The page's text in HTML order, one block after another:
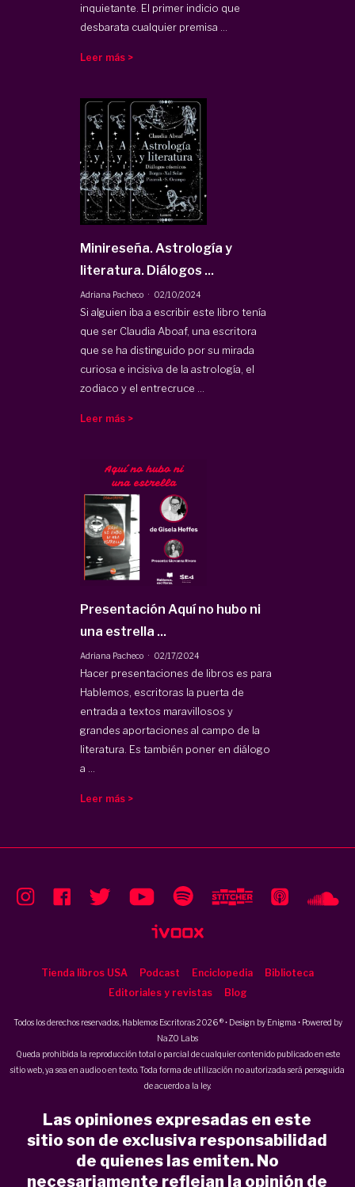
inquietante. El primer indicio que
desbarata cualquier premisa ...
Leer más >
Minireseña. Astrología y
literatura. Diálogos ...
Adriana Pacheco · 02/10/2024
Si alguien iba a escribir este libro tenía
que ser Claudia Aboaf, una escritora
que se ha distinguido por su mirada
curiosa e incisiva de la astrología, el
zodiaco y el entrecruce ...
Leer más >
Presentación Aquí no hubo ni
una estrella ...
Adriana Pacheco · 02/17/2024
Hacer presentaciones de libros es para
Hablemos, escritoras la puerta de
entrada a textos maravillosos y
grandes aportaciones al campo de la
literatura. Es también poner en diálogo
a ...
Leer más >
Tienda libros USA Podcast Enciclopedia
Biblioteca
Editoriales y revistas
Blog
Todos los derechos reservados, Hablemos Escritoras 2026 ® • Design by Enigma • Powered by
NaZO Labs
Queda prohibida la reproducción total o parcial de cualquier contenido publicado en este
sitio web, ya sea en audio o en texto. Toda forma de utilización no autorizada será perseguida
de acuerdo a la ley.
Las opiniones expresadas en este
sitio son de exclusiva responsabilidad
de quienes las emiten. No
necesariamente reflejan la opinión de